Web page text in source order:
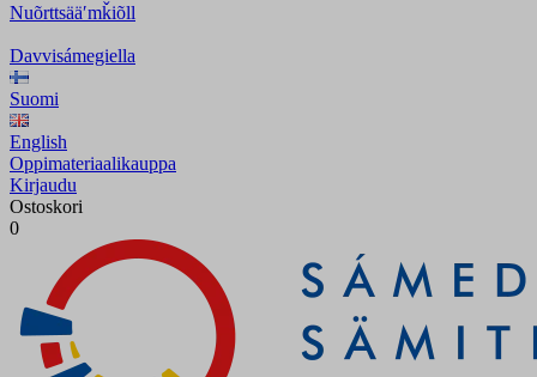
Nuõrttsääʹmǩiõll
Davvisámegiella
Suomi
English
Oppimateriaalikauppa
Kirjaudu
Ostoskori
0